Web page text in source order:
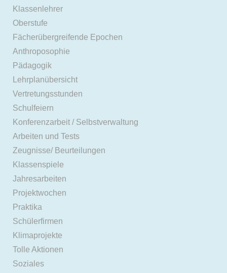
Klassenlehrer
Oberstufe
Fächerübergreifende Epochen
Anthroposophie
Pädagogik
Lehrplanübersicht
Vertretungsstunden
Schulfeiern
Konferenzarbeit / Selbstverwaltung
Arbeiten und Tests
Zeugnisse/ Beurteilungen
Klassenspiele
Jahresarbeiten
Projektwochen
Praktika
Schülerfirmen
Klimaprojekte
Tolle Aktionen
Soziales